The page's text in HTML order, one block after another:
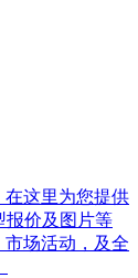
这里为您提供
报价及图片等
场活动，及全